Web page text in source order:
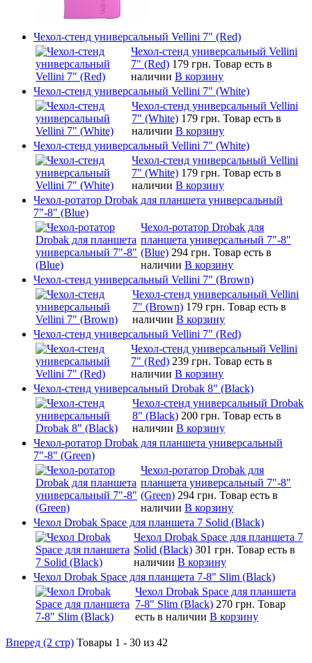
Чехол-стенд универсальный Vellini 7" (Red)
Чехол-стенд универсальный Vellini
7" (Red) 179 грн. Товар есть в
наличии В корзину
Чехол-стенд универсальный Vellini 7" (White)
Чехол-стенд универсальный Vellini
7" (White) 179 грн. Товар есть в
наличии В корзину
Чехол-стенд универсальный Vellini 7" (White)
Чехол-стенд универсальный Vellini
7" (White) 179 грн. Товар есть в
наличии В корзину
Чехол-ротатор Drobak для планшета универсальный
7"-8" (Blue)
Чехол-ротатор Drobak для
планшета универсальный 7"-8"
(Blue) 294 грн. Товар есть в
наличии В корзину
Чехол-стенд универсальный Vellini 7" (Brown)
Чехол-стенд универсальный Vellini
7" (Brown) 179 грн. Товар есть в
наличии В корзину
Чехол-стенд универсальный Vellini 7" (Red)
Чехол-стенд универсальный Vellini
7" (Red) 239 грн. Товар есть в
наличии В корзину
Чехол-стенд универсальный Drobak 8" (Black)
Чехол-стенд универсальный Drobak
8" (Black) 200 грн. Товар есть в
наличии В корзину
Чехол-ротатор Drobak для планшета универсальный
7"-8" (Green)
Чехол-ротатор Drobak для
планшета универсальный 7"-8"
(Green) 294 грн. Товар есть в
наличии В корзину
Чехол Drobak Space для планшета 7 Solid (Black)
Чехол Drobak Space для планшета 7
Solid (Black) 301 грн. Товар есть в
наличии В корзину
Чехол Drobak Space для планшета 7-8" Slim (Black)
Чехол Drobak Space для планшета
7-8" Slim (Black) 270 грн. Товар
есть в наличии В корзину
Вперед (2 стр) Товары 1 - 30 из 42